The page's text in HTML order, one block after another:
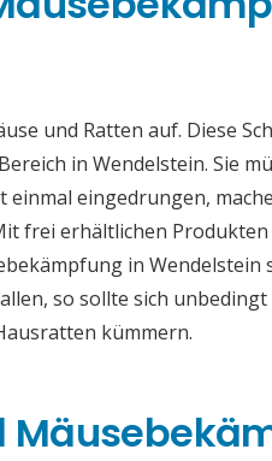
und Ratten auf. Diese
in Wendelstein. Sie
eingedrungen,
frei erhältlichen
in Wendelstein
so sollte sich unbedingt
kümmern.